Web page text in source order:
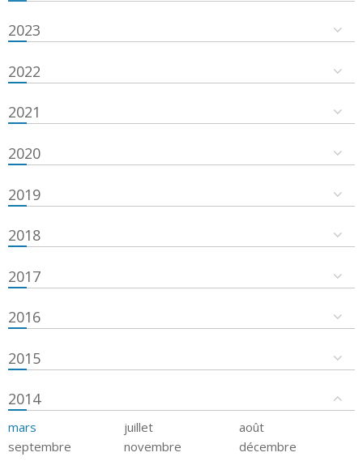
2023
2022
2021
2020
2019
2018
2017
2016
2015
2014
mars juillet
août
septembre
novembre décembre